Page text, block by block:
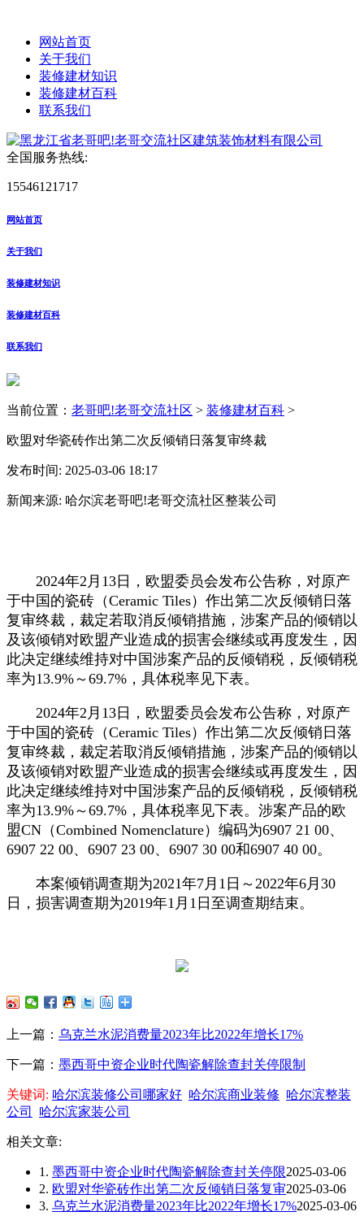
网站首页
关于我们
装修建材知识
装修建材百科
联系我们
全国服务热线:
15546121717
网站首页
关于我们
装修建材知识
装修建材百科
联系我们
当前位置： 老哥吧!老哥交流社区 > 装修建材百科 >
欧盟对华瓷砖作出第二次反倾销日落复审终裁
发布时间: 2025-03-06 18:17
新闻来源: 哈尔滨老哥吧!老哥交流社区整装公司
2024年2月13日，欧盟委员会发布公告称，对原产
于中国的瓷砖（Ceramic Tiles）作出第二次反倾销日落
复审终裁，裁定若取消反倾销措施，涉案产品的倾销以
及该倾销对欧盟产业造成的损害会继续或再度发生，因
此决定继续维持对中国涉案产品的反倾销税，反倾销税
率为13.9%～69.7%，具体税率见下表。
2024年2月13日，欧盟委员会发布公告称，对原产
于中国的瓷砖（Ceramic Tiles）作出第二次反倾销日落
复审终裁，裁定若取消反倾销措施，涉案产品的倾销以
及该倾销对欧盟产业造成的损害会继续或再度发生，因
此决定继续维持对中国涉案产品的反倾销税，反倾销税
率为13.9%～69.7%，具体税率见下表。涉案产品的欧
盟CN（Combined Nomenclature）编码为6907 21 00、
6907 22 00、6907 23 00、6907 30 00和6907 40 00。
本案倾销调查期为2021年7月1日～2022年6月30
日，损害调查期为2019年1月1日至调查期结束。
上一篇： 乌克兰水泥消费量2023年比2022年增长17%
下一篇： 墨西哥中资企业时代陶瓷解除查封关停限制
关键词: 哈尔滨装修公司哪家好 哈尔滨商业装修 哈尔滨整装
公司
哈尔滨家装公司
相关文章:
1. 墨西哥中资企业时代陶瓷解除查封关停限2025-03-06
2. 欧盟对华瓷砖作出第二次反倾销日落复审2025-03-06
3. 乌克兰水泥消费量2023年比2022年增长17%2025-03-06